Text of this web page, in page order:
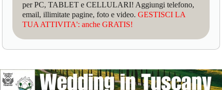
per PC, TABLET e CELLULARI! Aggiungi telefono,
email, illimitate pagine, foto e video.GESTISCI LA
TUA ATTIVITA': anche GRATIS!